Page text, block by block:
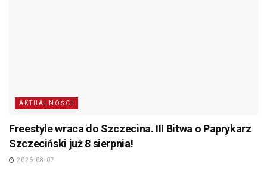
AKTUALNOŚCI
Freestyle wraca do Szczecina. III Bitwa o Paprykarz
Szczeciński już 8 sierpnia!
2026-08-07